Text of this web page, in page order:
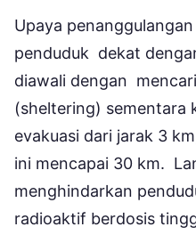
Upaya
penduduk dekat
diawali dengan
(sheltering) sementara
evakuasi dari jarak 3
ini mencapai 30 km.
menghindarkan
radioaktif berdosis